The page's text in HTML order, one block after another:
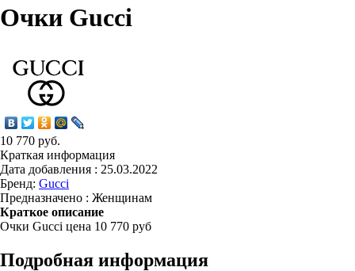
Очки Gucci
10 770 руб.
Краткая информация
Дата добавления : 25.03.2022
Бренд: Gucci
Предназначено : Женщинам
Краткое описание
Очки Gucci цена 10 770 руб
Подробная информация